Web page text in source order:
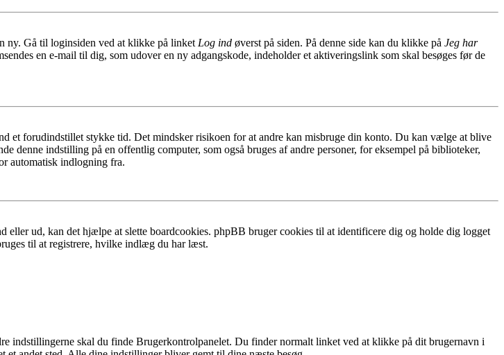
ny. Gå til loginsiden ved at klikke på linket Log ind øverst på siden. På denne side kan du klikke på Jeg har
en e-mail til dig, som udover en ny adgangskode, indeholder et aktiveringslink som skal besøges før de
et forudindstillet stykke tid. Det mindsker risikoen for at andre kan misbruge din konto. Du kan vælge at blive
denne indstilling på en offentlig computer, som også bruges af andre personer, for eksempel på biblioteker,
automatisk indlogning fra.
ud, kan det hjælpe at slette boardcookies. phpBB bruger cookies til at identificere dig og holde dig logget
til at registrere, hvilke indlæg du har læst.
indstillingerne skal du finde Brugerkontrolpanelet. Du finder normalt linket ved at klikke på dit brugernavn i